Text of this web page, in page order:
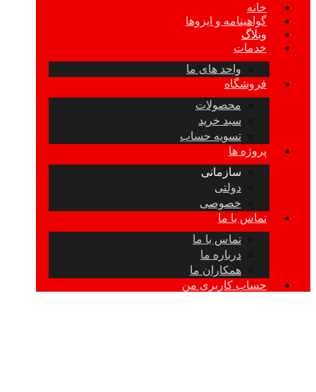
خانه
گواهینامه و ایزوها
وبلاگ
خدمات
واحد های ما
فروشگاه
محصولات
سبد خرید
تسویه حساب
پروژه ها
سازمانی
دولتی
خصوصی
تماس با ما
تماس با ما
درباره ما
همکاران ما
حساب کاربری من